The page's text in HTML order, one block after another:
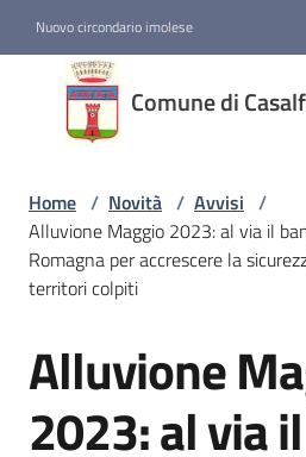
Nuovo circondario imolese
Comune di
Comune di
Casalfiumanese
Amministrazione
Novità
Servizi
Vivere
Home / Novità / Avvisi /
Alluvione Maggio 2023: al via il
Romagna per accrescere la
territori colpiti
Salta al contenuto
Alluvione
2023: al via